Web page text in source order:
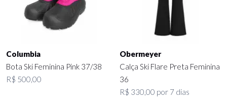
Columbia
Bota Ski Feminina Pink 37/38
R$ 500,00
Obermeyer
Calça Ski Flare Preta Feminina
36
R$ 330,00 por 7 dias